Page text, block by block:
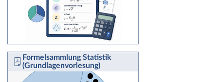
Formelsammlung Statistik
(Grundlagenvorlesung)